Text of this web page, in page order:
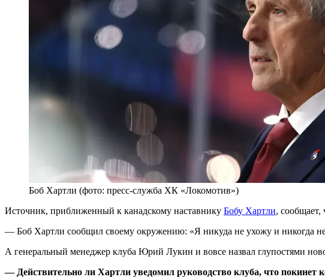
Боб Хартли (фото: пресс-служба ХК «Локомотив»)
Источник, приближенный к канадскому наставнику Бобу Хартли, сообщает,
— Боб Хартли сообщил своему окружению: «Я никуда не ухожу и никогда
А генеральный менеджер клуба Юрий Лукин и вовсе назвал глупостями
— Действительно ли Хартли уведомил руководство клуба, что покинет